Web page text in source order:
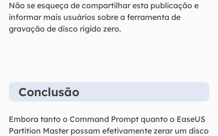
Não se esqueça de compartilhar esta publicação e
informar mais usuários sobre a ferramenta de
gravação de disco rígido zero.
Conclusão
Embora tanto o Command Prompt quanto o EaseUS
Partition Master possam efetivamente zerar um disco